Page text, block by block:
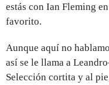
estás con Ian Fleming
favorito.
Aunque aquí no
así se le llama a
Selección cortita y al